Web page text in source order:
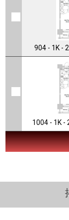
904 - 1K -
1004 - 1K -